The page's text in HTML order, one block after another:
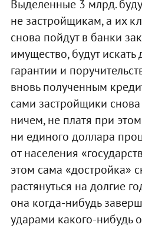
Выделенные 3 млрд.
не застройщикам, а их
снова пойдут в банки
имущество, будут
гарантии и
вновь полученным
сами застройщики снова
ничем, не платя при
ни единого доллара
от населения
этом сама «достройка»
растянуться на долгие
она когда-нибудь
ударами какого-нибудь